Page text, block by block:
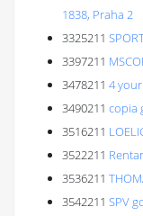
1838, Praha 2
3325211
3397211
3478211 4
3490211 copia
3516211
3522211
3536211
3542211 SPV